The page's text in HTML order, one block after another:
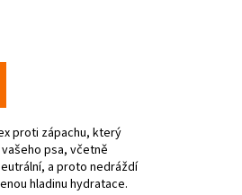
proti zápachu, který
psa, včetně
a proto nedráždí
hladinu hydratace.